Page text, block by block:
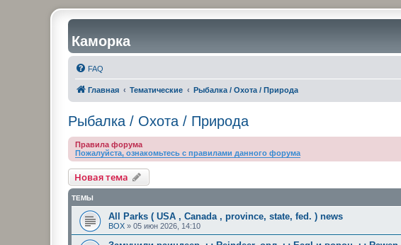
Каморка
FAQ
Главная Тематические Рыбалка / Охота / Природа
Рыбалка / Охота / Природа
Правила форума
Пожалуйста, ознакомьтесь с правилами данного форума
Новая тема
ТЕМЫ
All Parks ( USA , Canada , province, state, fed. ) news
BOX » 05 июн 2026, 14:10